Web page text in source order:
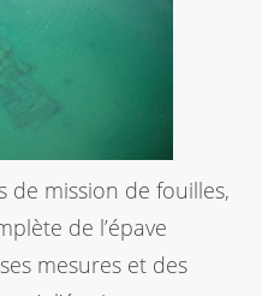
de mission de fouilles,
de l’épave
mesures et des